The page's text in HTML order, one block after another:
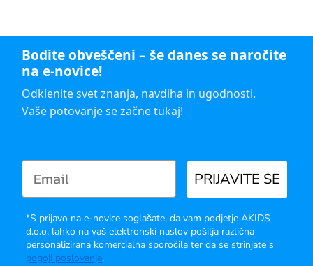
Bodite obveščeni – še danes se naročite
na e-novice!
Odklenite svet znanja, navdiha in ugodnosti.
Vaše potovanje se začne tukaj!
PRIJAVITE SE
*S prijavo na e-novice soglašate, da vam podjetje AKIDS
d.o.o. lahko na vaš elektronski naslov pošilja različna
personalizirana komercialna sporočila ter da se strinjate s
pogoji poslovanja.